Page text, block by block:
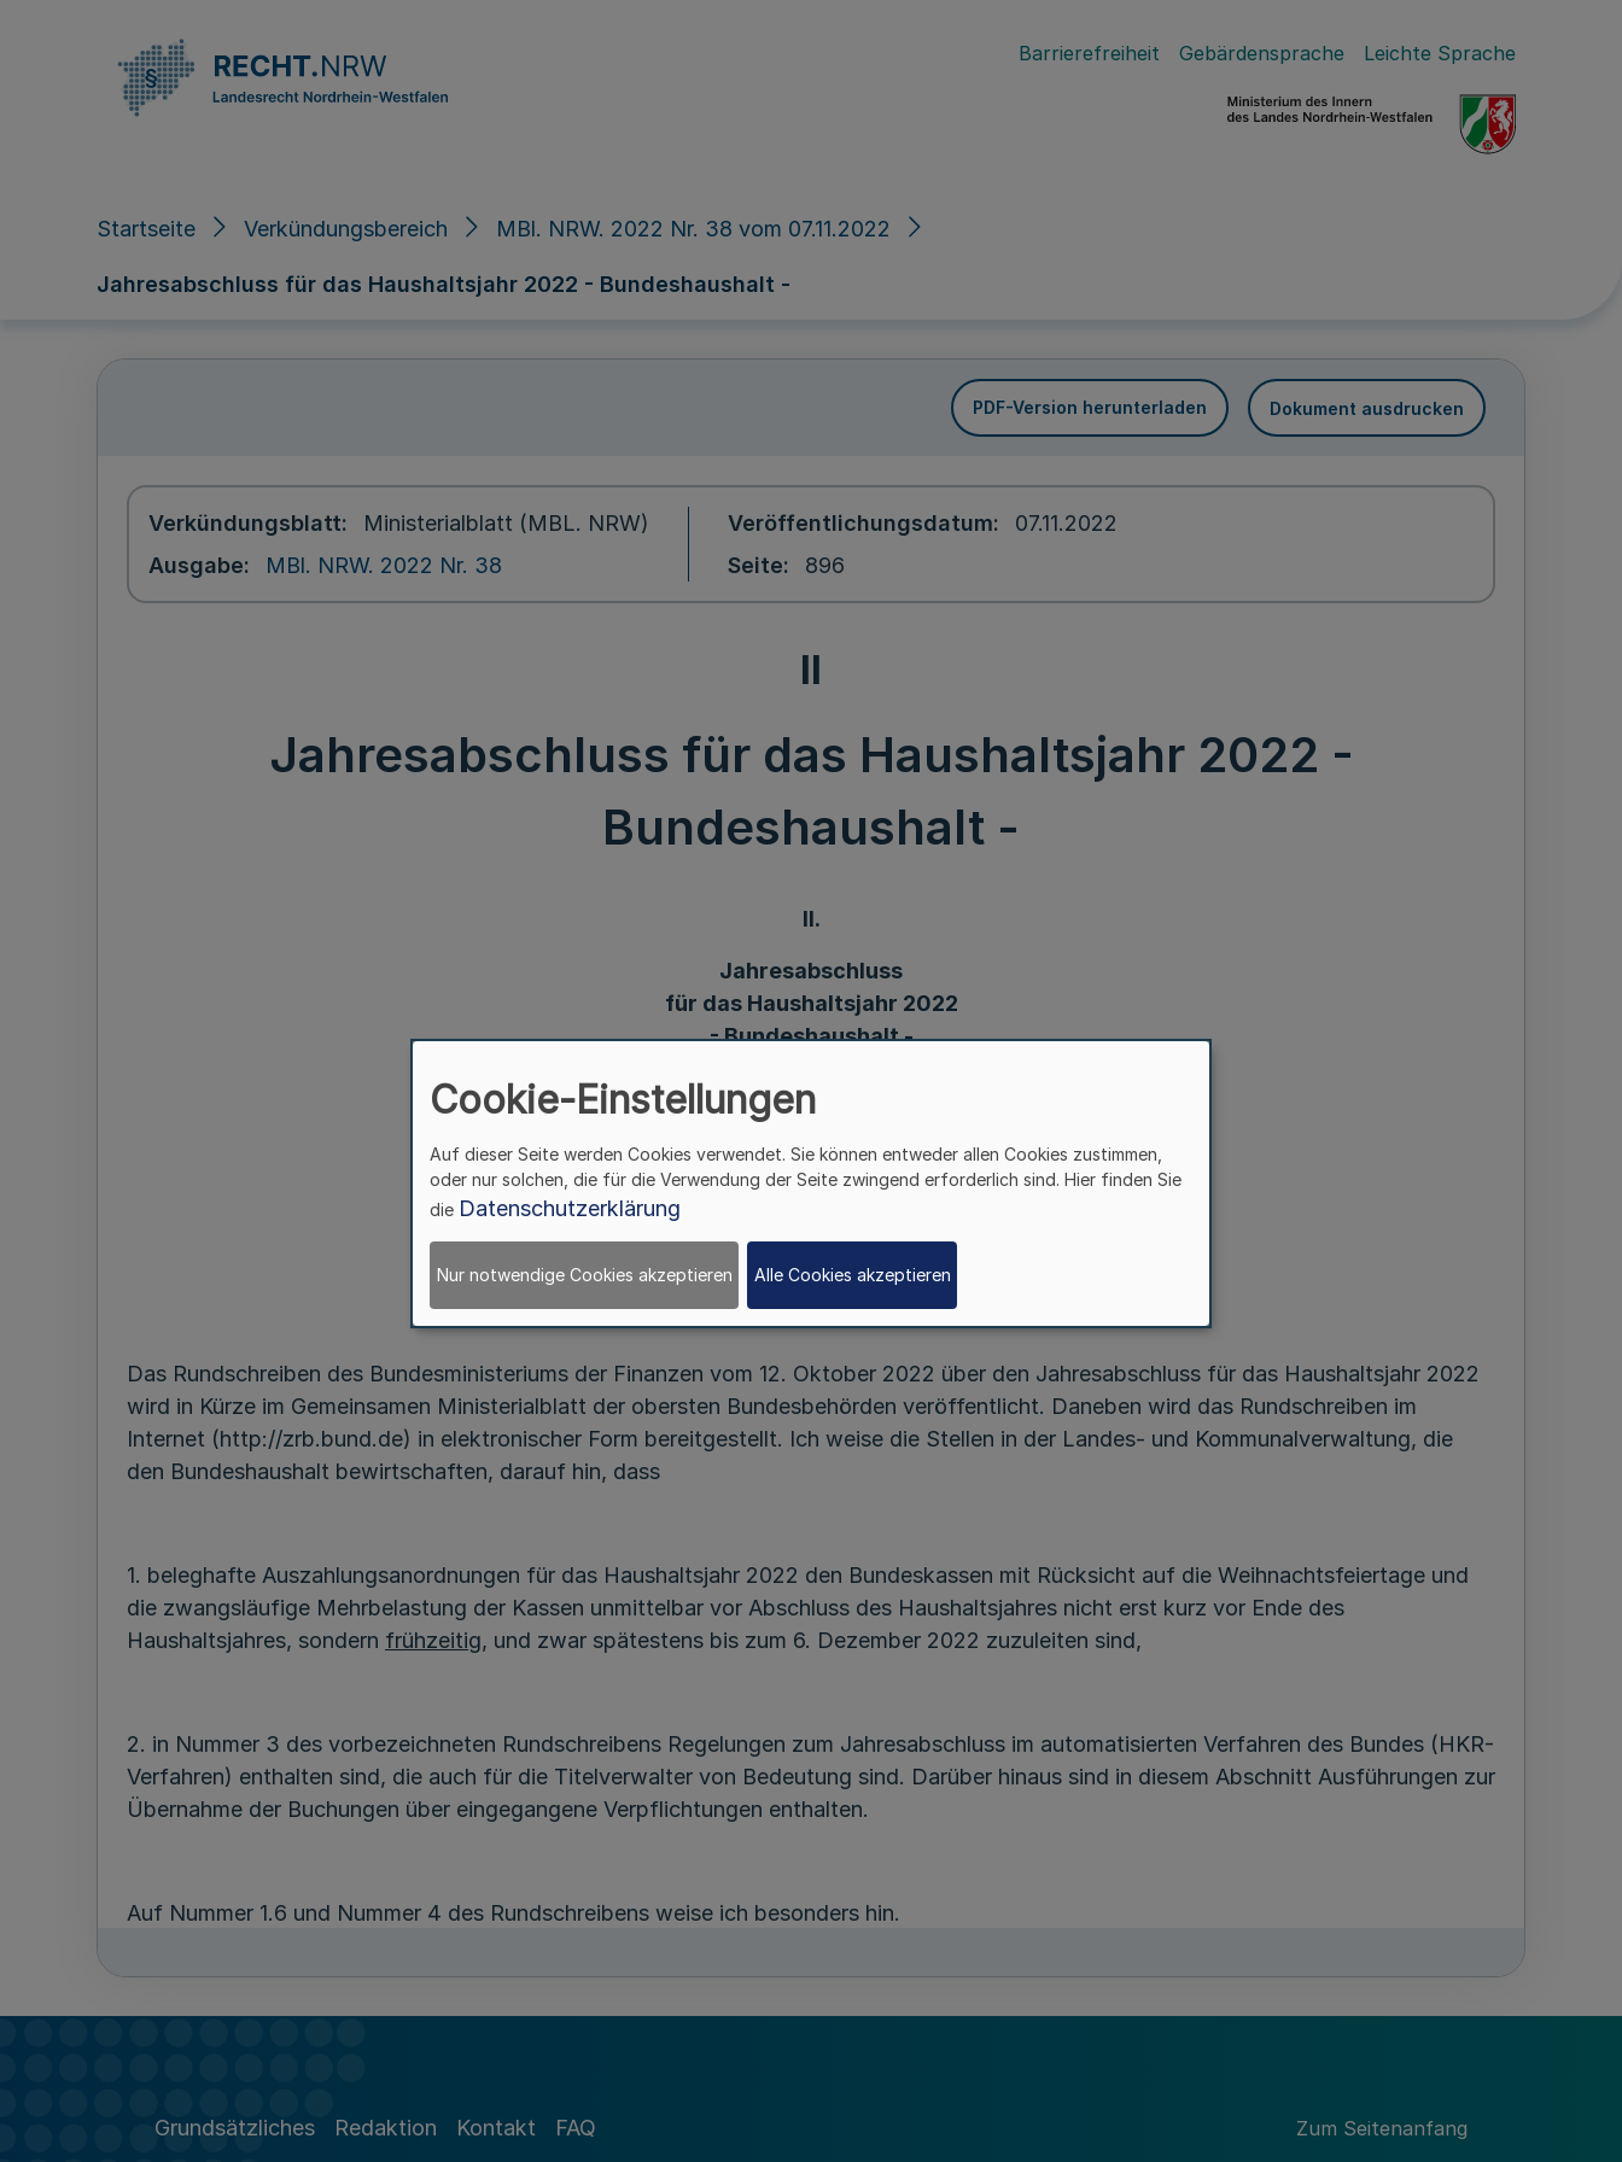
Barrierefreiheit Gebärdensprache Leichte Sprache
Startseite Verkündungsbereich MBl. NRW. 2022 Nr. 38 vom 07.11.2022
Jahresabschluss für das Haushaltsjahr 2022 - Bundeshaushalt -
PDF-Version herunterladen Dokument ausdrucken
Verkündungsblatt
Ministerialblatt (MBL. NRW)
Ausgabe
MBl. NRW. 2022 Nr. 38
Veröffentlichungsdatum
07.11.2022
Seite
896
II
Jahresabschluss für das Haushaltsjahr 2022 -
Bundeshaushalt -
II.
Jahresabschluss
für das Haushaltsjahr 2022
- Bundeshaushalt -
Runderlass
des Ministeriums der Finanzen
H 2202-000004-2022-0011723-I C 1
Das Rundschreiben des Bundesministeriums der Finanzen vom 12. Oktober 2022 über den Jahresabschluss für das Haushaltsjahr 2022
wird in Kürze im Gemeinsamen Ministerialblatt der obersten Bundesbehörden veröffentlicht. Daneben wird das Rundschreiben im
Internet (http://zrb.bund.de) in elektronischer Form bereitgestellt. Ich weise die Stellen in der Landes- und Kommunalverwaltung, die
den Bundeshaushalt bewirtschaften, darauf hin, dass
1. beleghafte Auszahlungsanordnungen für das Haushaltsjahr 2022 den Bundeskassen mit Rücksicht auf die Weihnachtsfeiertage und
die zwangsläufige Mehrbelastung der Kassen unmittelbar vor Abschluss des Haushaltsjahres nicht erst kurz vor Ende des
Haushaltsjahres, sondern frühzeitig, und zwar spätestens bis zum 6. Dezember 2022 zuzuleiten sind,
2. in Nummer 3 des vorbezeichneten Rundschreibens Regelungen zum Jahresabschluss im automatisierten Verfahren des Bundes (HKR-
Verfahren) enthalten sind, die auch für die Titelverwalter von Bedeutung sind. Darüber hinaus sind in diesem Abschnitt Ausführungen zur
Übernahme der Buchungen über eingegangene Verpflichtungen enthalten.
Auf Nummer 1.6 und Nummer 4 des Rundschreibens weise ich besonders hin.
-MBl. NRW. 2022 S. 896
Grundsätzliches Redaktion Kontakt FAQ Zum Seitenanfang
Cookie-Einstellungen
Auf dieser Seite werden Cookies verwendet. Sie können entweder allen Cookies zustimmen,
oder nur solchen, die für die Verwendung der Seite zwingend erforderlich sind. Hier finden Sie
die Datenschutzerklärung
Nur notwendige Cookies akzeptieren Alle Cookies akzeptieren